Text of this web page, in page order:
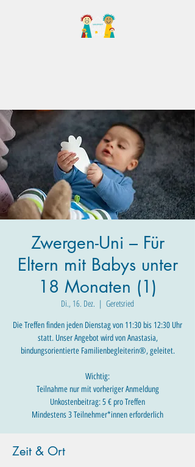
Zwergen-Uni – Für
Eltern mit Babys unter
18 Monaten (1)
Di., 16. Dez.
  |
Geretsried
Die Treffen finden jeden Dienstag von 11:30 bis 12:30 Uhr
statt. Unser Angebot wird von Anastasia,
bindungsorientierte Familienbegleiterin®, geleitet.
Wichtig:
Teilnahme nur mit vorheriger Anmeldung
Unkostenbeitrag: 5 € pro Treffen
Mindestens 3 Teilnehmer*innen erforderlich
Zeit & Ort